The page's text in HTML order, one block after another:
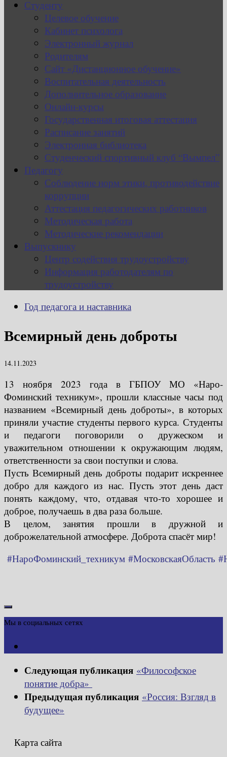
Студенту
Целевое обучение
Кабинет психолога
Электронный журнал
Родителям
Сайт «Дистанционное обучение»
Воспитательная деятельность
Дополнительное образование
Онлайн-курсы
Государственная итоговая аттестация
Расписание занятий
Электронная библиотека
Студенческий спортивный клуб “Вымпел”
Педагогу
Соблюдение норм этики, противодействие
коррупции
Аттестация педагогических работников
Методическая работа
Методические рекомендации
Выпускнику
Центр содействия трудоустройству
Информация работодателям по
трудоустройству
Год педагога и наставника
Всемирный день доброты
14.11.2023
13 ноября 2023 года в ГБПОУ МО «Наро-
Фоминский техникум», прошли классные часы под
названием «Всемирный день доброты», в которых
приняли участие студенты первого курса. Студенты
и педагоги поговорили о дружеском и
уважительном отношении к окружающим людям,
ответственности за свои поступки и слова.
Пусть Всемирный день доброты подарит искреннее
добро для каждого из нас. Пусть этот день даст
понять каждому, что, отдавая что-то хорошее и
доброе, получаешь в два раза больше.
В целом, занятия прошли в дружной и
доброжелательной атмосфере. Доброта спасёт мир!
#НароФоминский_техникум #МосковскаяОбласть
Мы в социальных сетях
Следующая публикация «Философское
понятие добра»
Предыдущая публикация «Россия: Взгляд в
будущее»
Карта сайта